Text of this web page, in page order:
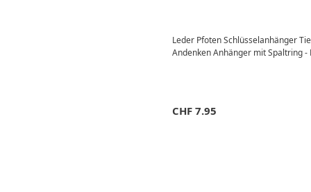
Leder Pfoten Schlüsselanhänger
Andenken Anhänger mit Spaltring -
CHF 7.95